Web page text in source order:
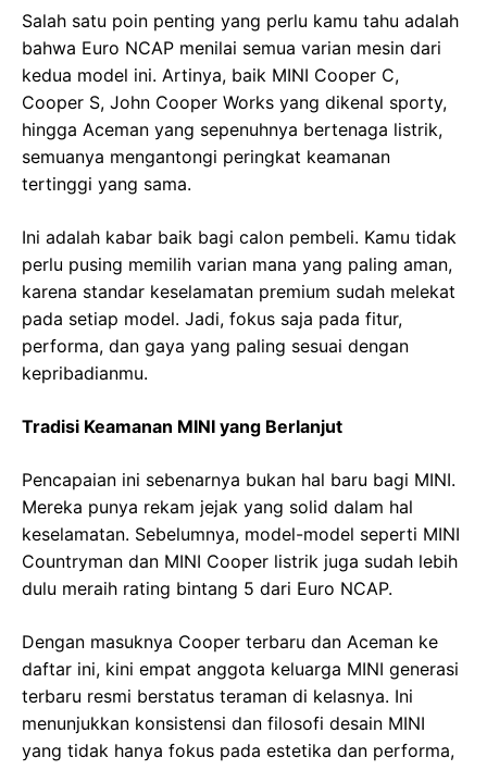
Salah satu poin penting yang perlu kamu tahu adalah
bahwa Euro NCAP menilai semua varian mesin dari
kedua model ini. Artinya, baik MINI Cooper C,
Cooper S, John Cooper Works yang dikenal sporty,
hingga Aceman yang sepenuhnya bertenaga listrik,
semuanya mengantongi peringkat keamanan
tertinggi yang sama.
Ini adalah kabar baik bagi calon pembeli. Kamu tidak
perlu pusing memilih varian mana yang paling aman,
karena standar keselamatan premium sudah melekat
pada setiap model. Jadi, fokus saja pada fitur,
performa, dan gaya yang paling sesuai dengan
kepribadianmu.
Tradisi Keamanan MINI yang Berlanjut
Pencapaian ini sebenarnya bukan hal baru bagi MINI.
Mereka punya rekam jejak yang solid dalam hal
keselamatan. Sebelumnya, model-model seperti MINI
Countryman dan MINI Cooper listrik juga sudah lebih
dulu meraih rating bintang 5 dari Euro NCAP.
Dengan masuknya Cooper terbaru dan Aceman ke
daftar ini, kini empat anggota keluarga MINI generasi
terbaru resmi berstatus teraman di kelasnya. Ini
menunjukkan konsistensi dan filosofi desain MINI
yang tidak hanya fokus pada estetika dan performa,